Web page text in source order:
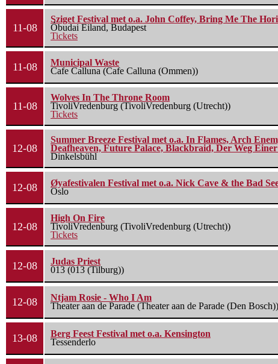
11-08
Sziget Festival met o.a. John Coffey, Bring Me The
Óbudai Eiland, Budapest
Tickets
11-08
Municipal Waste
Cafe Calluna (Cafe Calluna (Ommen))
11-08
Wolves In The Throne Room
TivoliVredenburg (TivoliVredenburg (Utrecht))
Tickets
12-08
Summer Breeze Festival met o.a. In Flames, Arch
Deafheaven, Future Palace, Blackbraid, Der Weg
Dinkelsbühl
12-08
Øyafestivalen Festival met o.a. Nick Cave & the Bad
Oslo
12-08
High On Fire
TivoliVredenburg (TivoliVredenburg (Utrecht))
Tickets
12-08
Judas Priest
013 (013 (Tilburg))
12-08
Ntjam Rosie - Who I Am
Theater aan de Parade (Theater aan de Parade (Den Bosch))
13-08
Berg Feest Festival met o.a. Kensington
Tessenderlo